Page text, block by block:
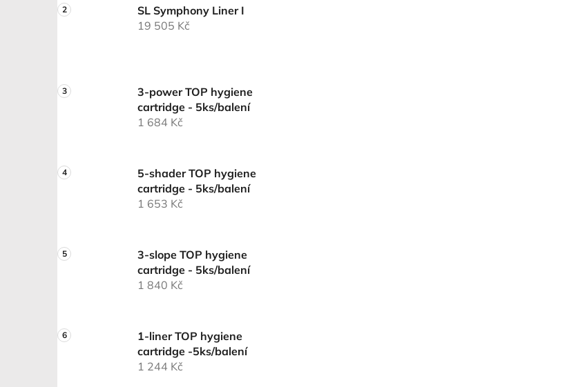
SL Symphony Liner I
19 505 Kč
3-power TOP hygiene
cartridge - 5ks/balení
1 684 Kč
5-shader TOP hygiene
cartridge - 5ks/balení
1 653 Kč
3-slope TOP hygiene
cartridge - 5ks/balení
1 840 Kč
1-liner TOP hygiene
cartridge -5ks/balení
1 244 Kč